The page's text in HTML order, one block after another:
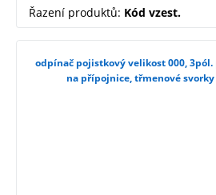
Řazení produktů: Kód vzest.
odpínač pojistkový velikost 000,
na přípojnice, třmenové svorky